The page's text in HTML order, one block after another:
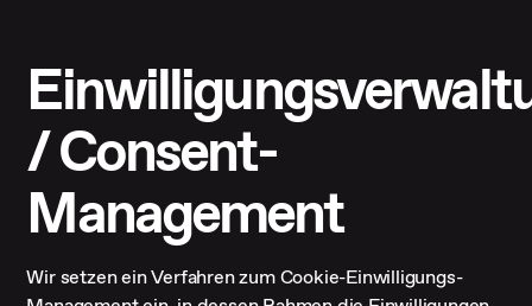
/ Consent-
Management
Wir setzen ein Verfahren zum Cookie-Einwilligungs-